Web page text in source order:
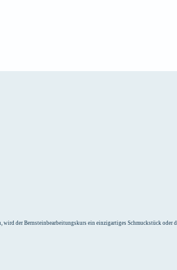
der Bernsteinbearbeitungskurs ein einzigartiges Schmuckstück oder